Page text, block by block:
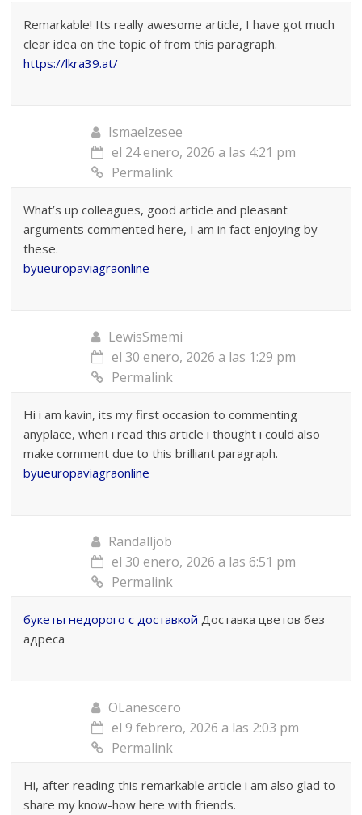
Remarkable! Its really awesome article, I have got much
clear idea on the topic of from this paragraph.
https://lkra39.at/
Ismaelzesee
el 24 enero, 2026 a las 4:21 pm
Permalink
What’s up colleagues, good article and pleasant
arguments commented here, I am in fact enjoying by
these.
byueuropaviagraonline
LewisSmemi
el 30 enero, 2026 a las 1:29 pm
Permalink
Hi i am kavin, its my first occasion to commenting
anyplace, when i read this article i thought i could also
make comment due to this brilliant paragraph.
byueuropaviagraonline
Randalljob
el 30 enero, 2026 a las 6:51 pm
Permalink
букеты недорого с доставкой Доставка цветов без
адреса
OLanescero
el 9 febrero, 2026 a las 2:03 pm
Permalink
Hi, after reading this remarkable article i am also glad to
share my know-how here with friends.